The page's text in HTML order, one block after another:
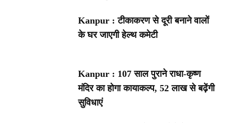
Kanpur : टीकाकरण से दूरी बनाने वालों
के घर जाएगी हेल्थ कमेटी
Kanpur : 107 साल पुराने राधा-कृष्ण
मंदिर का होगा कायाकल्प, 52 लाख से बढ़ेंगी
सुविधाएं